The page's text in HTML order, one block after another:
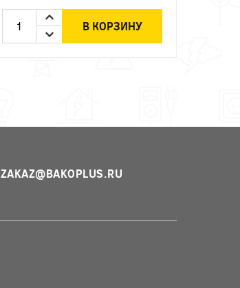
В КОРЗИНУ
ZAKAZ@BAKOPLUS.RU